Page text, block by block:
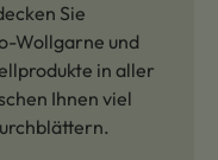
Sie
Wollgarne und
in aller
Ihnen viel